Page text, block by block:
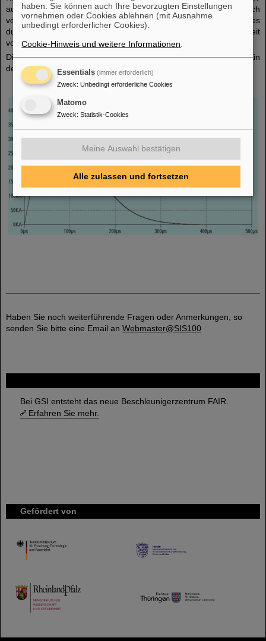
Bei GSI entsteht das neue Beschleunigerzentrum FAIR.
Erfahren Sie mehr.
Gefördert von
HMWK
TMWWDG
aufgeladen wird. Die gespeicherte Energie liegt dann im Bereich
von 200 kJ. Das entspricht in etwa der kinetischen Energie eines
durchschnittlichen Autos mit 1400 kg, das mit einer Geschwindigkeit
von 60 km/h fährt.
Die Kondensatorbank wird in einem kurzen Strompuls entladen. Ein
derartiger Strompuls ist hier gezeigt:
©
Haben Sie noch weiterführende Fragen oder Anmerkungen, so
senden Sie bitte eine Email an Webmaster@SIS100
haben. Sie können auch Ihre bevorzugten Einstellungen
vornehmen oder Cookies ablehnen (mit Ausnahme
unbedingt erforderlicher Cookies).
Cookie-Hinweis und weitere Informationen
Essentials (immer erforderlich)
Zweck: Unbedingt erforderliche Cookies
Matomo
Zweck: Statistik-Cookies
Meine Auswahl bestätigen
Alle zulassen und fortsetzen